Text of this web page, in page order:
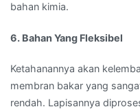
bahan kimia.
6. Bahan Yang Fleksibel
Ketahanannya akan
membran bakar yang
rendah. Lapisannya